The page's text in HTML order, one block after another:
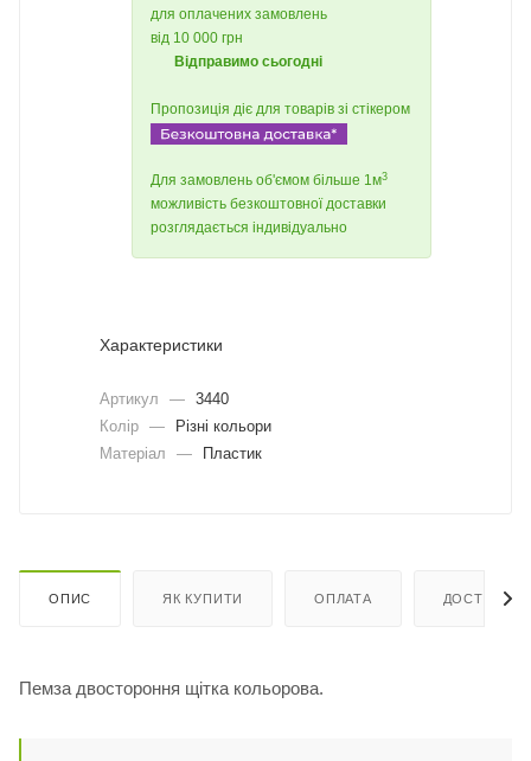
для оплачених замовлень
від 10 000 грн
Відправимо сьогодні
Пропозиція діє для товарів зі стікером
Для замовлень об'ємом більше 1м3
можливість безкоштовної доставки
розглядається індивідуально
Характеристики
Артикул — 3440
Колір —
Різні кольори
Матеріал
— Пластик
ОПИС ЯК КУПИТИ ОПЛАТА ДОСТАВКА
Пемза двостороння щітка кольорова.